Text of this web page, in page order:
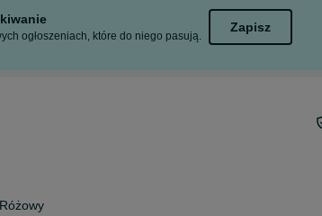
ogłoszeniach, które do niego pasują.
Zapisz
Różowy